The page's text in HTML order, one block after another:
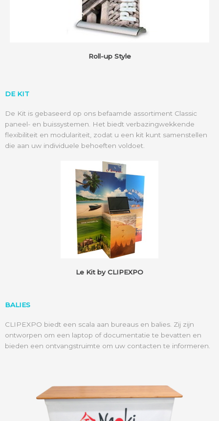
Roll-up Style
DE KIT
De Kit is gebaseerd op ons befaamde assortiment Classic
paneel- en buissystemen. Het biedt verbazingwekkende
flexibiliteit en modulariteit, zodat u een kit kunt samenstellen
die aan uw individuele behoeften voldoet.
Le Kit by CLIPEXPO
BALIES
CLIPEXPO biedt een scala aan bureaus en balies. Zij zijn
ontworpen om een laptop of documentatie te bevatten en
bieden een ontvangstruimte om uw contacten te informeren.